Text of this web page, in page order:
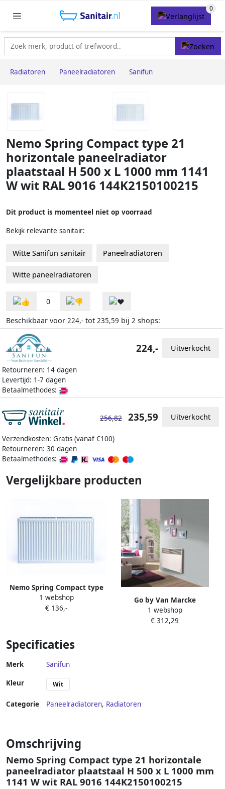
Radiatoren Paneelradiatoren Sanifun
Nemo Spring Compact type 21
horizontale paneelradiator
plaatstaal H 500 x L 1000 mm 1141
W wit RAL 9016 144K2150100215
Dit product is momenteel niet op voorraad
Bekijk relevante sanitair:
Witte Sanifun sanitair Paneelradiatoren
Witte paneelradiatoren
0
Beschikbaar voor 224,- tot 235,59 bij 2 shops:
Retourneren: 14 dagen
Levertijd: 1-7 dagen
Betaalmethodes:
224,- Uitverkocht
Verzendkosten: Gratis (vanaf €100)
Retourneren: 30 dagen
Betaalmethodes:
256,82 235,59 Uitverkocht
Vergelijkbare producten
Nemo Spring Compact type
22 horizontale
paneelradiator plaatstaal H
1 webshop
€ 136,-
Go by Van Marcke
Elektrische Radiator Van
Marcke Atlantic 1000W
1 webshop
€ 312,29
Specificaties
Merk Sanifun
Kleur Wit
Categorie Paneelradiatoren, Radiatoren
Omschrijving
Nemo Spring Compact type 21 horizontale
paneelradiator plaatstaal H 500 x L 1000 mm
1141 W wit RAL 9016 144K2150100215